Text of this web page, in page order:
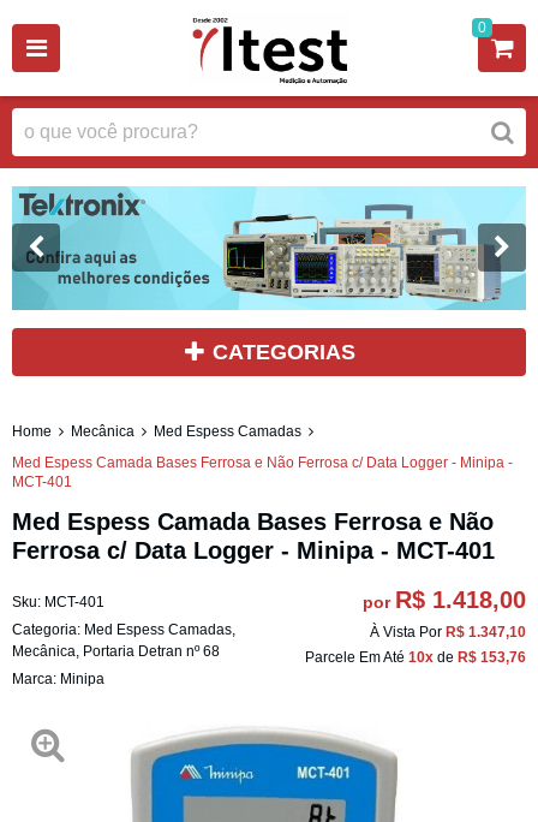
0
CATEGORIAS
Home Mecânica
Med Espess Camadas
Med Espess Camada Bases Ferrosa e Não Ferrosa c/ Data Logger - Minipa -
MCT-401
Med Espess Camada Bases Ferrosa e Não
Ferrosa c/ Data Logger - Minipa - MCT-401
Sku: MCT-401
Categoria: Med Espess Camadas,
Mecânica, Portaria Detran nº 68
Marca: Minipa
por R$ 1.418,00
À Vista Por R$ 1.347,10
Parcele Em Até 10x de R$ 153,76